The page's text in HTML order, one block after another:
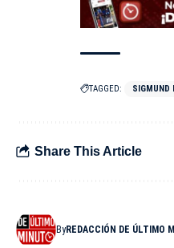
TAGGED: SIGMUND
Share This Article
ByREDACCIÓN DE ÚLTIMO